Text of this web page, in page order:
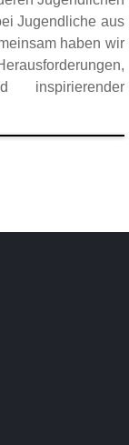
Jugendliche aus
haben wir
inspirierender